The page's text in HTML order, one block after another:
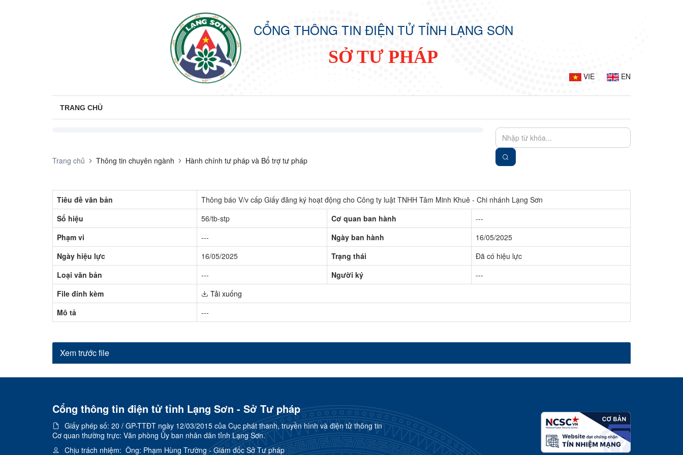
CỔNG THÔNG TIN ĐIỆN TỬ TỈNH LẠNG SƠN
SỞ TƯ PHÁP
VIE EN
TRANG CHỦ
Trang chủ Thông tin chuyên ngành Hành chính tư pháp và Bổ trợ tư pháp
Tiêu đề văn bản
Thông báo V/v cấp Giấy đăng ký hoạt động cho Công ty luật TNHH Tâm Minh Khuê - Chi nhánh Lạng Sơn
Số hiệu
56/tb-stp Cơ quan ban hành
---
Phạm vi
--- Ngày ban hành
16/05/2025
Ngày hiệu lực
16/05/2025 Trạng thái
Đã có hiệu lực
Loại văn bản
--- Người ký
---
File đính kèm
Tải xuống
Mô tả
---
Xem trước file
Cổng thông tin điện tử tỉnh Lạng Sơn - Sở Tư pháp
Giấy phép số: 20 / GP-TTĐT ngày 12/03/2015 của Cục phát thanh, truyền hình và điện tử thông tin
Cơ quan thường trực: Văn phòng Ủy ban nhân dân tỉnh Lạng Sơn.
Chịu trách nhiệm: Ông: Phạm Hùng Trường - Giám đốc Sở Tư pháp